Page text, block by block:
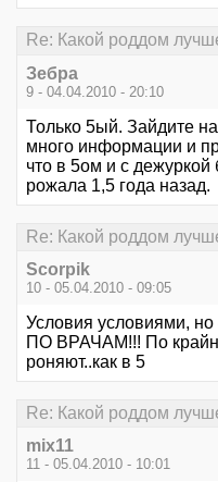
Re: Какой роддом
Зебра
9 - 04.04.2010 - 20:10
Только 5ый. Зайдите
много информации и
что в 5ом и с
рожала 1,5 года назад.
Re: Какой роддом
Scorpik
10 - 05.04.2010 - 09:05
Условия условиями,
ПО ВРАЧАМ!!! По
роняют..как в 5
Re: Какой роддом
mix11
11 - 05.04.2010 - 10:01